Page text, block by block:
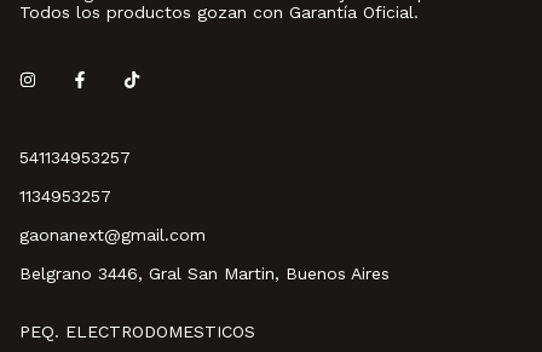
Todos los productos gozan con Garantía Oficial.
541134953257
1134953257
gaonanext@gmail.com
Belgrano 3446, Gral San Martin, Buenos Aires
PEQ. ELECTRODOMESTICOS